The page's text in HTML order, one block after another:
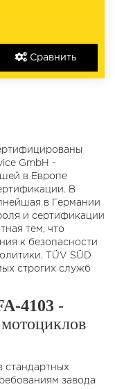
Сравнить
GmbH -
в Европе
В
в Германии
и сертификации
тем, что
к безопасности
TÜV SÜD
строгих служб
4103-
стандартных
завода